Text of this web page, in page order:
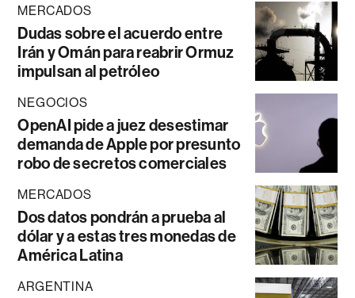
MERCADOS
Dudas sobre el acuerdo entre
Irán y Omán para reabrir Ormuz
impulsan al petróleo
NEGOCIOS
OpenAI pide a juez desestimar
demanda de Apple por presunto
robo de secretos comerciales
MERCADOS
Dos datos pondrán a prueba al
dólar y a estas tres monedas de
América Latina
ARGENTINA